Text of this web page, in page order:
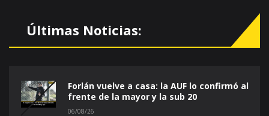
Últimas Noticias:
Forlán vuelve a casa: la AUF lo confirmó al
frente de la mayor y la sub 20
06/08/26